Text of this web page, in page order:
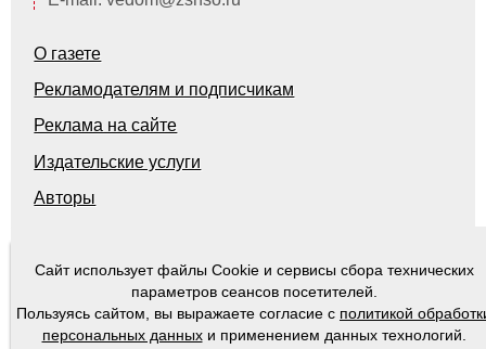
Сайт использует файлы Cookie и сервисы сбора технических
параметров сеансов посетителей.
Пользуясь сайтом, вы выражаете согласие с политикой
персональных данныхи применением данных технологий.
О газете
Рекламодателям и подписчикам
Реклама на сайте
Издательские услуги
Авторы
© 2000-2026
Ведомости Законодательного Собрания Новосибирской области